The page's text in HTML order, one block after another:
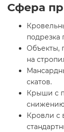
Сфера
подрезка
Объекты,
на
скатов.
Крыши с
Кровли с